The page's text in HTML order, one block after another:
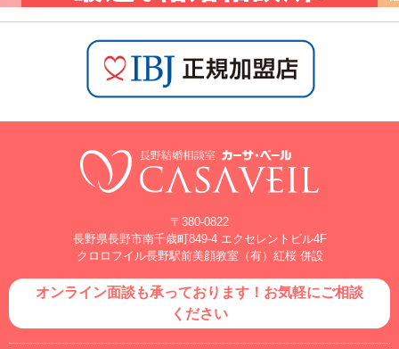
〒380-0822
長野県長野市南千歳町849-4 エクセレントビル4F
クロロフイル長野駅前美顔教室（有）紅桜 併設
オンライン面談も承っております！お気軽にご相談
ください